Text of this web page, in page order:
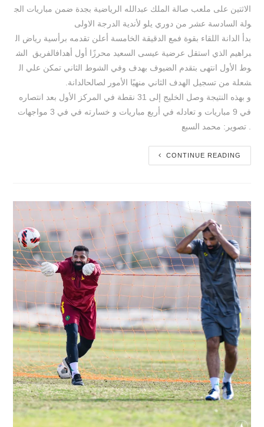
الاثتين على ملعب صالة الملك عبدالله الرياضية بجدة ضمن مباريات الج
ولة السادسة عشر من دوري يلو لأندية الدرجة الاولى
بدأ الدانة اللقاء بقوة فمع الدقيقة الخامسة أعلن تقدمه برأسية رياض ال
براهيم الذي استقل عرضية عيسى السعيد محرزًا أول أهدافالفريق الش
وط الأول انتهى بتقدم الضيوف بهدف وفي الشوط الثاني تمكن علي ال
شعلة من تسجيل الهدف الثاني منهيًا الأمور لصالحالدانة.
و بهذه النتيجة وصل الخليج إلى 31 نقطة في المركز الأول بعد انتصاره
في 9 مباريات و تعادله في أربع مباريات و خسارته في في 3 مواجهات
. تصوير: محمد السبع
CONTINUE READING